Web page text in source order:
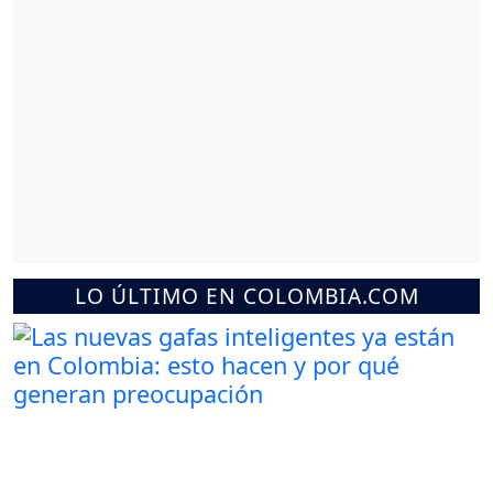
LO ÚLTIMO EN COLOMBIA.COM